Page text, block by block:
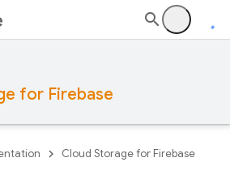
for Firebase
Cloud Storage for Firebase